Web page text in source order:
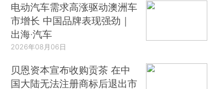
电动汽车需求高涨驱动澳洲车
市增长 中国品牌表现强劲｜
出海·汽车
2026年08月06日
贝恩资本宣布收购贡茶 在中
国大陆无法注册商标后退出市